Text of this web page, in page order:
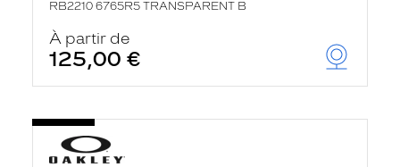
RB2210 6765R5 TRANSPARENT B
À partir de
125,00 €